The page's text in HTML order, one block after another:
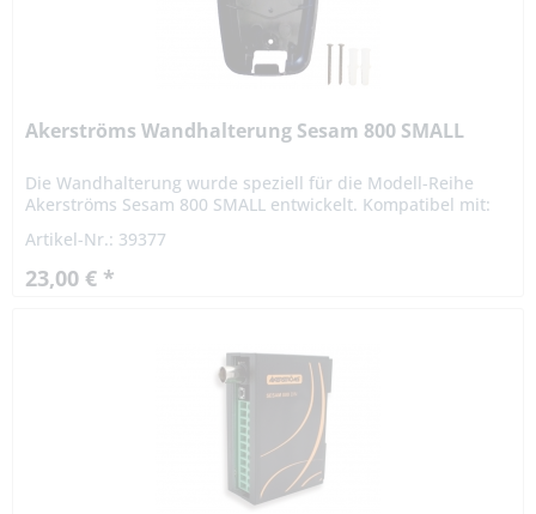
Akerströms Wandhalterung Sesam 800 SMALL
Die Wandhalterung wurde speziell für die Modell-Reihe
Akerströms Sesam 800 SMALL entwickelt. Kompatibel mit:
Artikelnummer:...
Artikel-Nr.: 39377
23,00 € *